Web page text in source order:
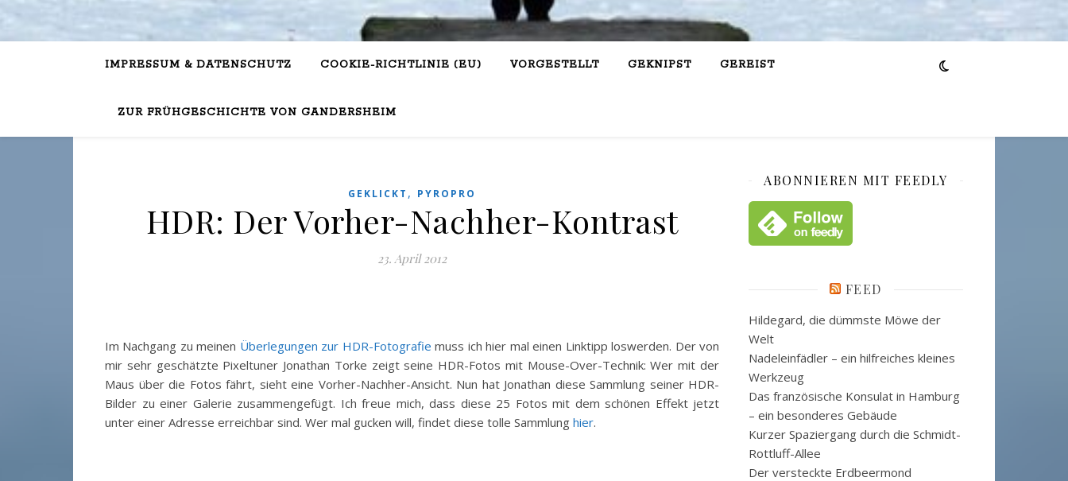
IMPRESSUM & DATENSCHUTZ COOKIE-RICHTLINIE (EU) VORGESTELLT GEKNIPST GEREIST
ZUR FRÜHGESCHICHTE VON GANDERSHEIM
GEKLICKT , PYROPRO
HDR: Der Vorher-Nachher-Kontrast
23. April 2012
Im Nachgang zu meinen Überlegungen zur HDR-Fotografie muss ich hier mal einen Linktipp loswerden. Der von
mir sehr geschätzte Pixeltuner Jonathan Torke zeigt seine HDR-Fotos mit Mouse-Over-Technik: Wer mit der
Maus über die Fotos fährt, sieht eine Vorher-Nachher-Ansicht. Nun hat Jonathan diese Sammlung seiner HDR-
Bilder zu einer Galerie zusammengefügt. Ich freue mich, dass diese 25 Fotos mit dem schönen Effekt jetzt
unter einer Adresse erreichbar sind. Wer mal gucken will, findet diese tolle Sammlung hier.
ABONNIEREN MIT FEEDLY
FEED
Hildegard, die dümmste Möwe der
Welt
Nadeleinfädler – ein hilfreiches kleines
Werkzeug
Das französische Konsulat in Hamburg
– ein besonderes Gebäude
Kurzer Spaziergang durch die Schmidt-
Rottluff-Allee
Der versteckte Erdbeermond